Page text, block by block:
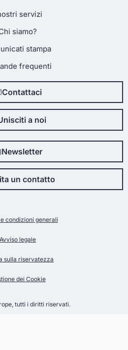
servizi
siamo?
stampa
frequenti
Contattaci
a noi
Newsletter
un contatto
condizioni generali
Avviso legale
sulla riservatezza
dei Cookie
tutti i diritti riservati.